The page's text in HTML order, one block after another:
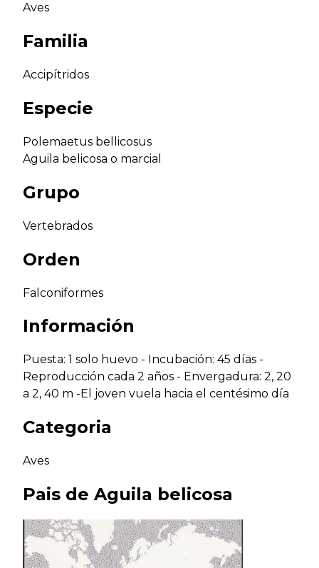
Aves
Familia
Accipítridos
Especie
Polemaetus bellicosus
Aguila belicosa o marcial
Grupo
Vertebrados
Orden
Falconiformes
Información
Puesta: 1 solo huevo - Incubación: 45 días -
Reproducción cada 2 años - Envergadura: 2, 20
a 2, 40 m -El joven vuela hacia el centésimo día
Categoria
Aves
Pais de Aguila belicosa